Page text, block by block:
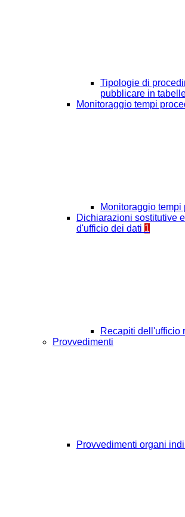
Tipologie di
pubblicare in
Monitoraggio tempi
Monitoraggio tempi
Dichiarazioni sostitutive
d'ufficio dei dati 1
Recapiti dell'ufficio
Provvedimenti
Provvedimenti organi